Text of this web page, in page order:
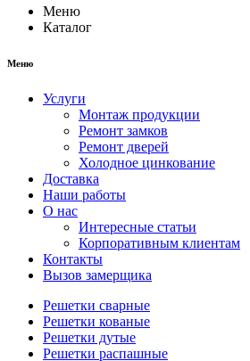
Меню
Каталог
Меню
Услуги
Монтаж продукции
Ремонт замков
Ремонт дверей
Холодное цинкование
Доставка
Наши работы
О нас
Интересные статьи
Корпоративным клиентам
Контакты
Вызов замерщика
Решетки сварные
Решетки кованые
Решетки дутые
Решетки распашные